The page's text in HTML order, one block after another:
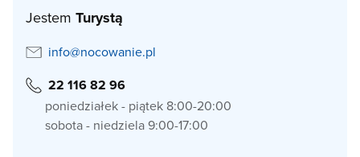
Jestem Turystą
info@nocowanie.pl
22 116 82 96
poniedziałek - piątek 8:00-20:00
sobota - niedziela 9:00-17:00